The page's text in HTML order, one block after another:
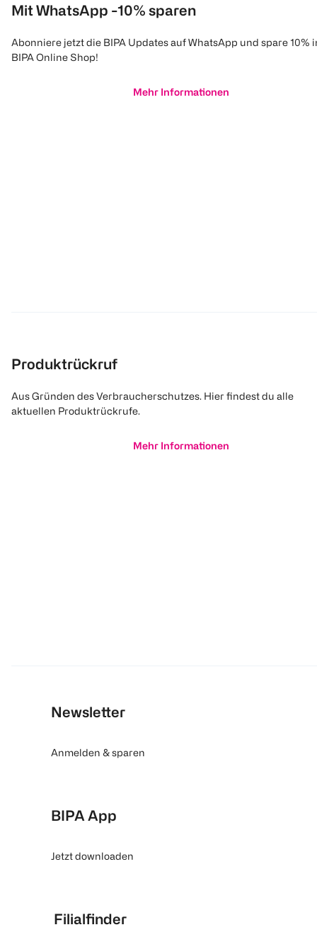
Mit WhatsApp -10% sparen
Abonniere jetzt die BIPA Updates auf WhatsApp und spare 10%
BIPA Online Shop!
Mehr Informationen
Produktrückruf
Aus Gründen des Verbraucherschutzes. Hier findest du alle
aktuellen Produktrückrufe.
Mehr Informationen
Newsletter
Anmelden & sparen
BIPA App
Jetzt downloaden
Filialfinder